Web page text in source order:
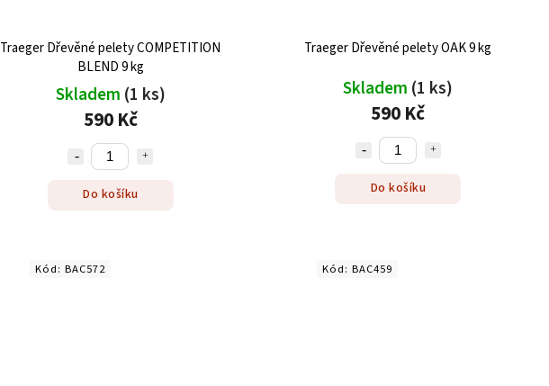
Traeger Dřevěné pelety COMPETITION
BLEND 9 kg
Skladem (1 ks)
590 Kč
Do košíku
Traeger Dřevěné pelety OAK 9 kg
Skladem (1 ks)
590 Kč
Do košíku
Kód: BAC572 Kód:BAC459